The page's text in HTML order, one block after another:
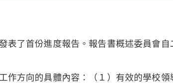
了首份進度報告。報告書概述委員會
方向的具體內容：（１）有效的學校